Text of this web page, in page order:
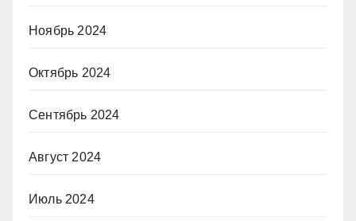
Ноябрь 2024
Октябрь 2024
Сентябрь 2024
Август 2024
Июль 2024